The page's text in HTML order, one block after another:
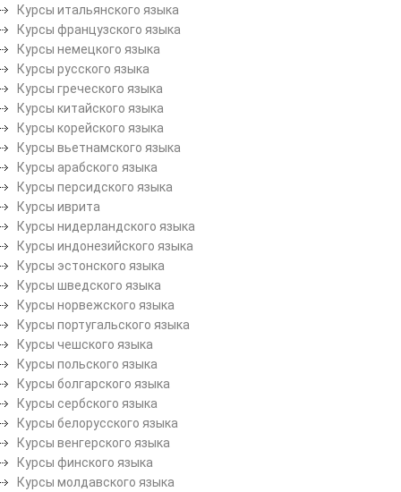
Курсы итальянского языка
Курсы французского языка
Курсы немецкого языка
Курсы русского языка
Курсы греческого языка
Курсы китайского языка
Курсы корейского языка
Курсы вьетнамского языка
Курсы арабского языка
Курсы персидского языка
Курсы иврита
Курсы нидерландского языка
Курсы индонезийского языка
Курсы эстонского языка
Курсы шведского языка
Курсы норвежского языка
Курсы португальского языка
Курсы чешского языка
Курсы польского языка
Курсы болгарского языка
Курсы сербского языка
Курсы белорусского языка
Курсы венгерского языка
Курсы финского языка
Курсы молдавского языка